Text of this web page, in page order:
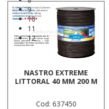
9
10
11
12
NASTRO EXTREME
LITTORAL 40 MM 200 M
Cod: 637450